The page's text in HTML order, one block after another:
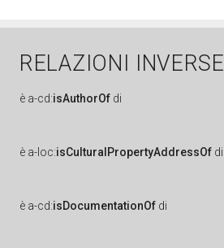
RELAZIONI INVERSE
è a-cd:isAuthorOf di
è a-loc:isCulturalPropertyAddressOf di
è a-cd:isDocumentationOf di